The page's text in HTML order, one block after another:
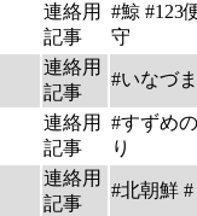
連絡用
記事
#鯨 #123
守
連絡用
記事
#いなづま
連絡用
記事
#すずめ
り
連絡用
記事
#北朝鮮